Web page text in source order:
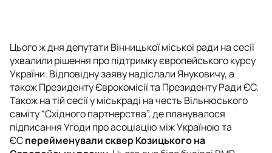
Цього ж дня депутати Вінницької міської ради на сесії
ухвалили рішення про підтримку європейського курсу
України. Відповідну заяву надіслали Януковичу, а
також Президенту Єврокомісії та Президенту Ради ЄС.
Також на тій сесії у міськраді на честь Вільнюського
саміту “Східного партнерства”, де планувалося
підписання Угоди про асоціацію між Україною та
ЄСперейменували сквер Козицького на